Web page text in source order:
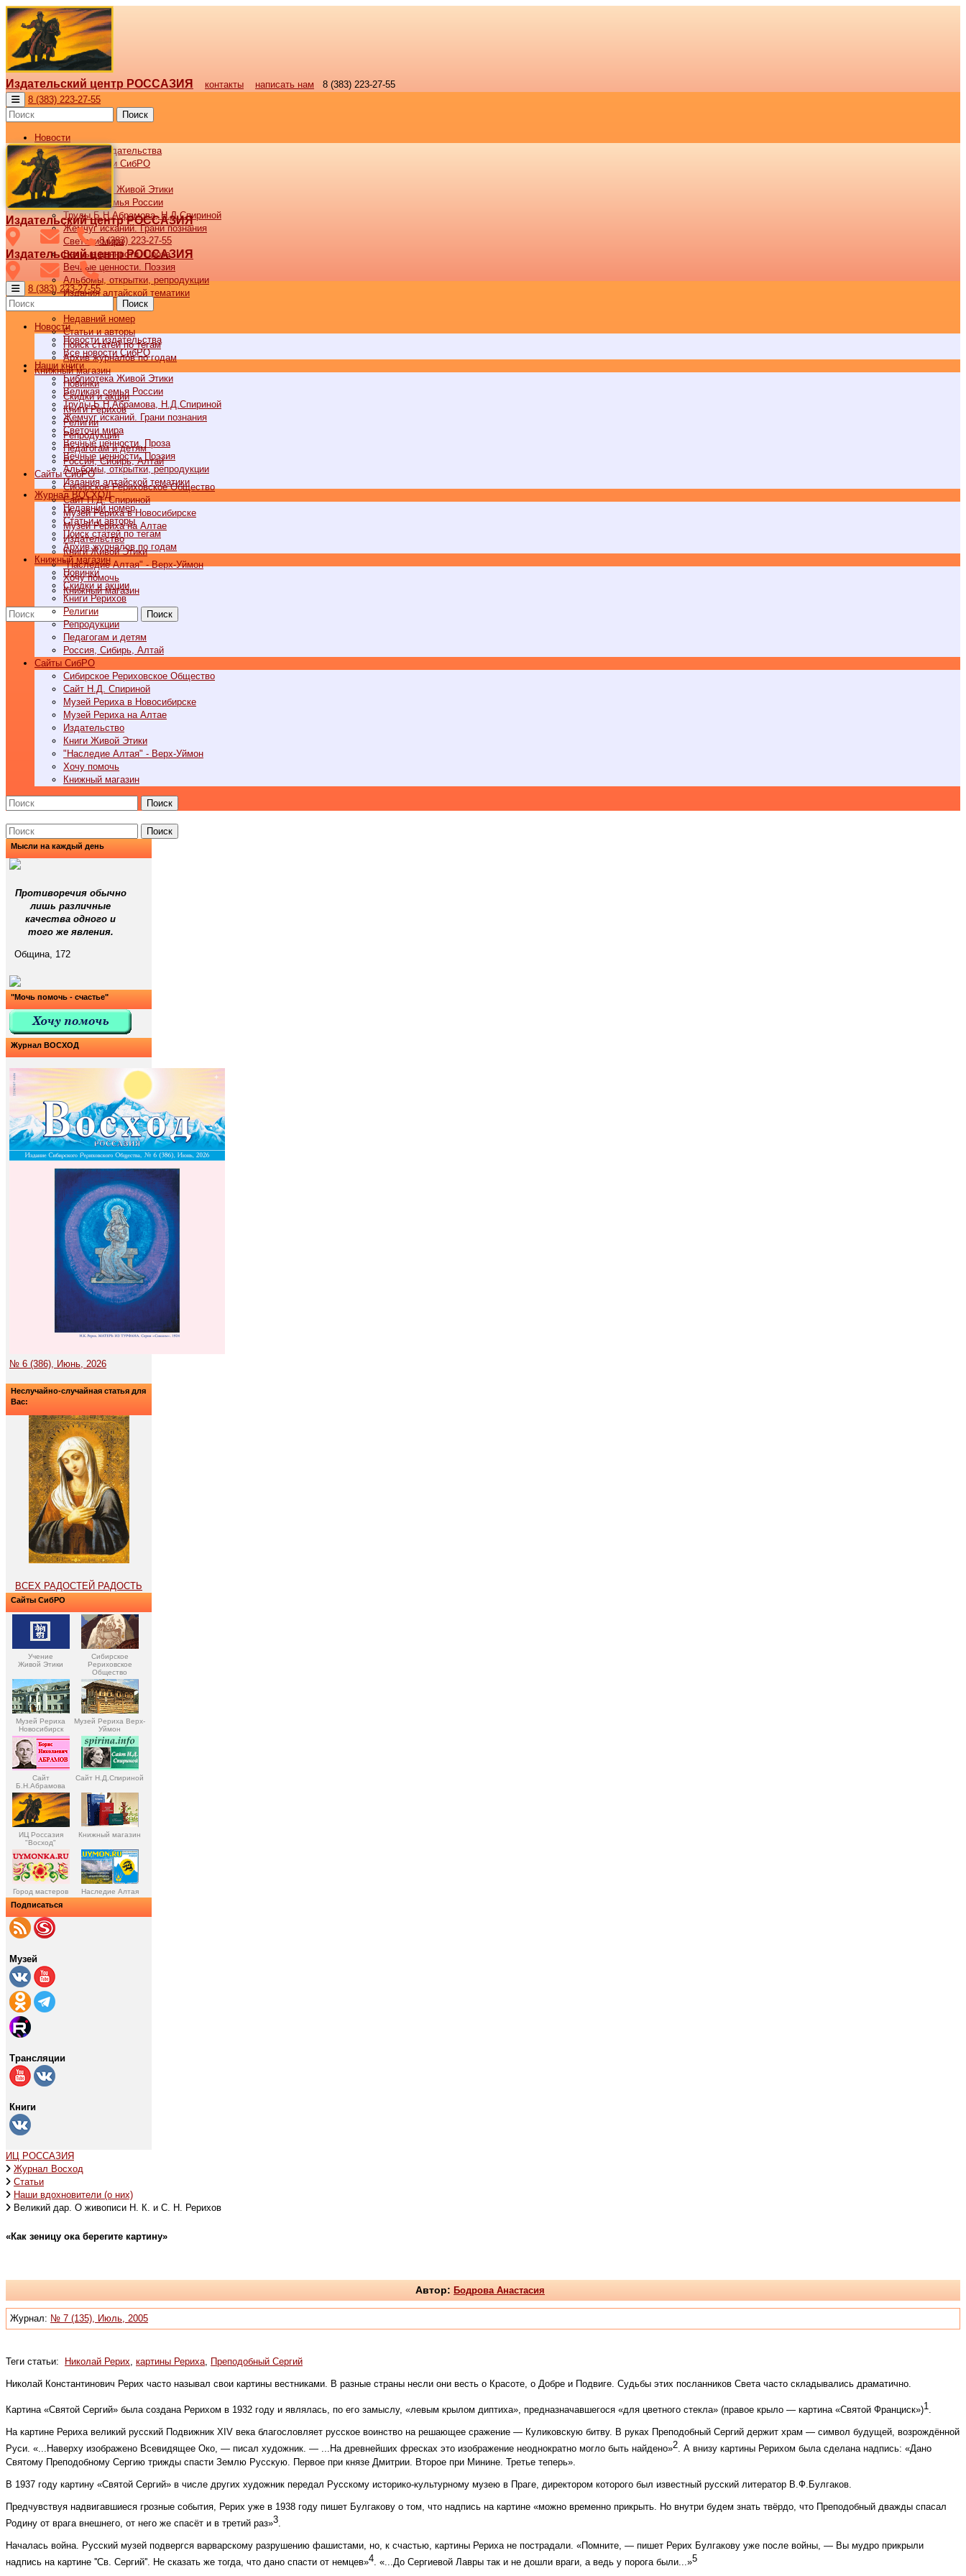
Издательский центр РОССАЗИЯ контакты написать нам
8 (383) 223-27-55
8 (383) 223-27-55
Поиск
Новости
Новости издательства
Все новости СибРО
Наши книги
Библиотека Живой Этики
Великая семья России
Труды Б.Н.Абрамова, Н.Д.Спириной
Жемчуг исканий. Грани познания
Светочи мира
Вечные ценности. Проза
Вечные ценности. Поэзия
Альбомы, открытки, репродукции
Издания алтайской тематики
Недавний номер
Статьи и авторы
Поиск статей по тегам
Архив журналов по годам
Книжный магазин
Новинки
Скидки и акции
Книги Рерихов
Религии
Репродукции
Педагогам и детям
Россия, Сибирь, Алтай
Cайты СибРО
Сибирское Рериховское Общество
Сайт Н.Д. Спириной
Музей Рериха в Новосибирске
Музей Рериха на Алтае
Издательство
Книги Живой Этики
"Наследие Алтая" - Верх-Уймон
Хочу помочь
Книжный магазин
Поиск
Издательский центр РОССАЗИЯ
8 (383) 223-27-55
Издательский центр РОССАЗИЯ
8 (383) 223-27-55
Поиск
Новости
Новости издательства
Все новости СибРО
Наши книги
Библиотека Живой Этики
Великая семья России
Труды Б.Н.Абрамова, Н.Д.Спириной
Жемчуг исканий. Грани познания
Светочи мира
Вечные ценности. Проза
Вечные ценности. Поэзия
Альбомы, открытки, репродукции
Издания алтайской тематики
Журнал ВОСХОД
Недавний номер
Статьи и авторы
Поиск статей по тегам
Архив журналов по годам
Книжный магазин
Новинки
Скидки и акции
Книги Рерихов
Религии
Репродукции
Педагогам и детям
Россия, Сибирь, Алтай
Cайты СибРО
Сибирское Рериховское Общество
Сайт Н.Д. Спириной
Музей Рериха в Новосибирске
Музей Рериха на Алтае
Издательство
Книги Живой Этики
"Наследие Алтая" - Верх-Уймон
Хочу помочь
Книжный магазин
Поиск
Поиск
Мысли на каждый день
Противоречия обычно
лишь различные
качества одного и
того же явления.
Община, 172
"Мочь помочь - счастье"
Журнал ВОСХОД
№ 6 (386), Июнь, 2026
Неслучайно-случайная статья для
Вас:
ВСЕХ РАДОСТЕЙ РАДОСТЬ
Сайты СибРО
Учение
Живой Этики
Сибирское
Рериховское
Общество
Музей Рериха
Новосибирск
Музей Рериха Верх-
Уймон
Сайт
Б.Н.Абрамова
Сайт Н.Д.Спириной
ИЦ Россазия
"Восход"
Книжный магазин
Город мастеров Наследие Алтая
Подписаться
Музей
Трансляции
Книги
ИЦ РОССАЗИЯ
Журнал Восход
Статьи
Наши вдохновители (о них)
Великий дар. О живописи Н. К. и С. Н. Рерихов
«Как зеницу ока берегите картину»
Автор: Бодрова Анастасия
Журнал: № 7 (135), Июль, 2005
Теги статьи: Николай Рерих картины Рериха Преподобный Сергий
Николай Константинович Рерих часто называл свои картины вестниками. В разные страны несли они весть о Красоте, о Добре и Подвиге. Судьбы этих посланников Света часто складывались драматично.
Картина «Святой Сергий» была создана Рерихом в 1932 году и являлась, по его замыслу, «левым крылом диптиха», предназначавшегося «для цветного стекла» (правое крыло — картина «Святой Франциск»)1 .
На картине Рериха великий русский Подвижник XIV века благословляет русское воинство на решающее сражение — Куликовскую битву. В руках Преподобный Сергий держит храм — символ будущей, возрождённой
Руси. «...Наверху изображено Всевидящее Око, — писал художник. — ...На древнейших фресках это изображение неоднократно могло быть найдено»2. А внизу картины Рерихом была сделана надпись: «Дано
Святому Преподобному Сергию трижды спасти Землю Русскую. Первое при князе Дмитрии. Второе при Минине. Третье теперь».
В 1937 году картину «Святой Сергий» в числе других художник передал Русскому историко-культурному музею в Праге, директором которого был известный русский литератор В.Ф.Булгаков.
Предчувствуя надвигавшиеся грозные события, Рерих уже в 1938 году пишет Булгакову о том, что надпись на картине «можно временно прикрыть. Но внутри будем знать твёрдо, что Преподобный дважды спасал
Родину от врага внешнего, от него же спасёт и в третий раз»3
Началась война. Русский музей подвергся варварскому разрушению фашистами, но, к счастью, картины Рериха не пострадали. «Помните, — пишет Рерих Булгакову уже после войны, — Вы мудро прикрыли
надпись на картине ''Св. Сергий''. Не сказать же тогда, что дано спасти от немцев»4. «...До Сергиевой Лавры так и не дошли враги, а ведь у порога были...»5